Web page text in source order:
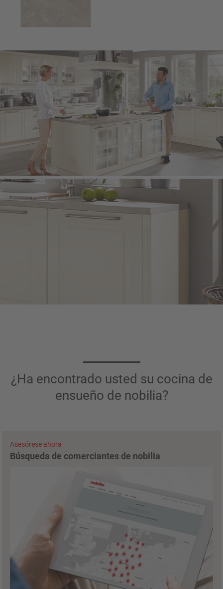
¿Ha encontrado usted su cocina de
ensueño de nobilia?
Asesórese ahora
Búsqueda de comerciantes de nobilia